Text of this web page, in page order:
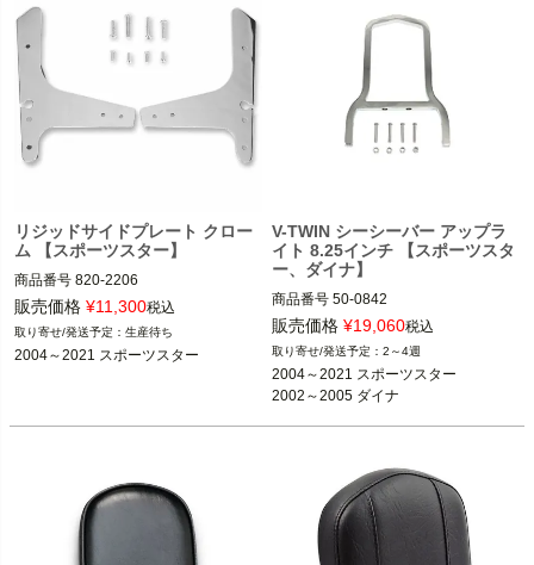
リジッドサイドプレート クロー
ム 【スポーツスター】
商品番号 820-2206
2004～2021 スポーツスター
※XL1200CX、XR1200は不可
販売価格 ¥11,300税込
生産待ち
2004～2021 スポーツスター
V-TWIN シーシーバー アップラ
イト 8.25インチ 【スポーツスタ
ー、ダイナ】
商品番号 50-0842
2004～2021 スポーツスター
※リジットサイドプレート装着車
2002～2005 ダイナ
販売価格 ¥19,060税込
2～4週
2004～2021 スポーツスター
2002～2005 ダイナ